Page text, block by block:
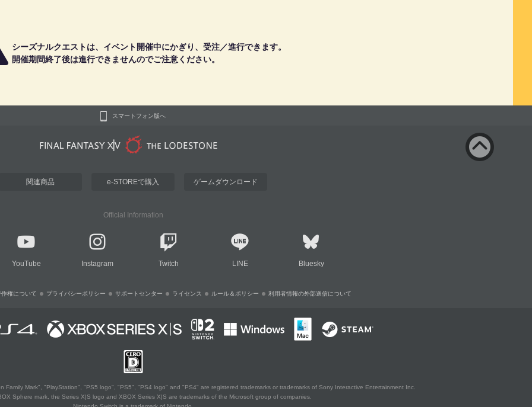
シーズナルクエストは、イベント開催中にかぎり、受注／進行できます。
開催期間終了後は進行できませんのでご注意ください。
スマートフォン版へ
関連商品 e-STOREで購入 ゲームダウンロード
Official Information
YouTube Instagram Twitch LINE Bluesky
作権について プライバシーポリシー サポートセンター ライセンス ルール＆ポリシー 利用者情報の外部送信について
Mark", "PlayStation", "PS5 logo", "PS5", "PS4 logo" and "PS4" are registered trademarks or trademarks of Sony Interactive Entertainment Inc.
Sphere mark, the Series X|S logo and XBOX Series X|S are trademarks of the Microsoft group of companies.